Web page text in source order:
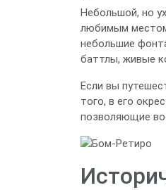
Небольшой, но
любимым местом
небольшие
баттлы, живые
Если вы
того, в его
позволяющие